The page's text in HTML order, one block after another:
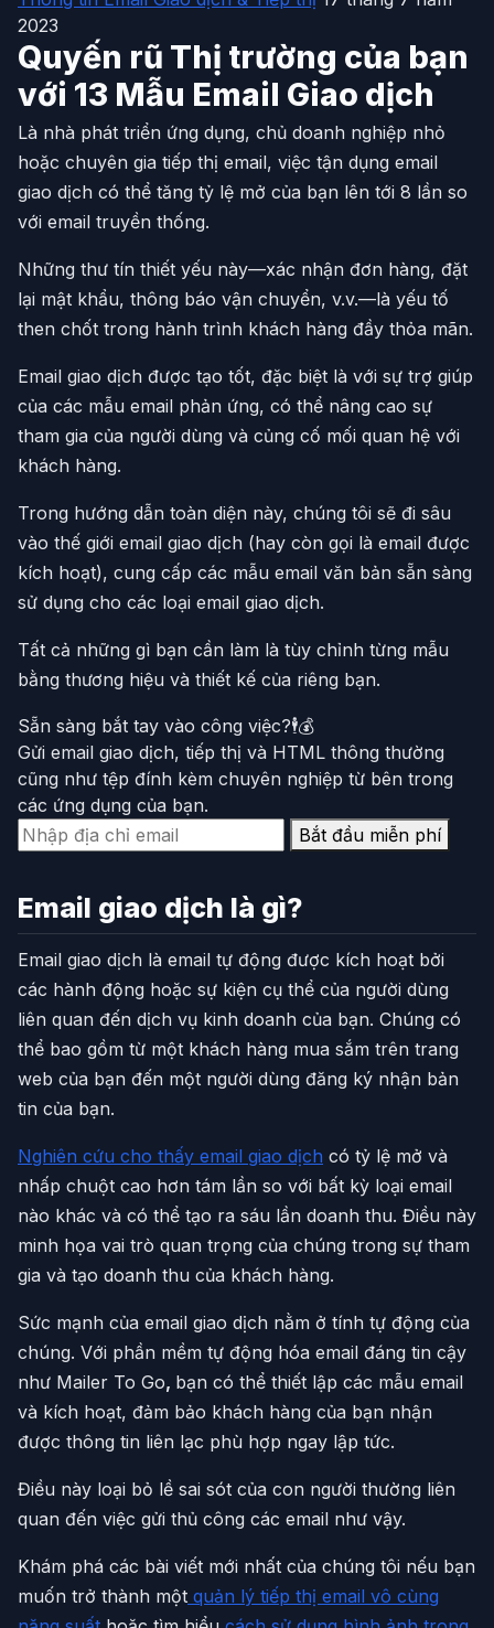
2023
Quyến rũ Thị trường của bạn
với 13 Mẫu Email Giao dịch
Là nhà phát triển ứng dụng, chủ doanh nghiệp nhỏ
hoặc chuyên gia tiếp thị email, việc tận dụng email
giao dịch có thể tăng tỷ lệ mở của bạn lên tới 8 lần so
với email truyền thống.
Những thư tín thiết yếu này—xác nhận đơn hàng, đặt
lại mật khẩu, thông báo vận chuyển, v.v.—là yếu tố
then chốt trong hành trình khách hàng đầy thỏa mãn.
Email giao dịch được tạo tốt, đặc biệt là với sự trợ giúp
của các mẫu email phản ứng, có thể nâng cao sự
tham gia của người dùng và củng cố mối quan hệ với
khách hàng.
Trong hướng dẫn toàn diện này, chúng tôi sẽ đi sâu
vào thế giới email giao dịch (hay còn gọi là email được
kích hoạt), cung cấp các mẫu email văn bản sẵn sàng
sử dụng cho các loại email giao dịch.
Tất cả những gì bạn cần làm là tùy chỉnh từng mẫu
bằng thương hiệu và thiết kế của riêng bạn.
Sẵn sàng bắt tay vào công việc?🕴️💰
Gửi email giao dịch, tiếp thị và HTML thông thường
cũng như tệp đính kèm chuyên nghiệp từ bên trong
các ứng dụng của bạn.
Bắt đầu miễn phí
Email giao dịch là gì?
Email giao dịch là email tự động được kích hoạt bởi
các hành động hoặc sự kiện cụ thể của người dùng
liên quan đến dịch vụ kinh doanh của bạn. Chúng có
thể bao gồm từ một khách hàng mua sắm trên trang
web của bạn đến một người dùng đăng ký nhận bản
tin của bạn.
Nghiên cứu cho thấy email giao dịch có tỷ lệ mở và
nhấp chuột cao hơn tám lần so với bất kỳ loại email
nào khác và có thể tạo ra sáu lần doanh thu. Điều này
minh họa vai trò quan trọng của chúng trong sự tham
gia và tạo doanh thu của khách hàng.
Sức mạnh của email giao dịch nằm ở tính tự động của
chúng. Với phần mềm tự động hóa email đáng tin cậy
như Mailer To Go, bạn có thể thiết lập các mẫu email
và kích hoạt, đảm bảo khách hàng của bạn nhận
được thông tin liên lạc phù hợp ngay lập tức.
Điều này loại bỏ lề sai sót của con người thường liên
quan đến việc gửi thủ công các email như vậy.
Khám phá các bài viết mới nhất của chúng tôi nếu bạn
muốn trở thành một quản lý tiếp thị email vô cùng